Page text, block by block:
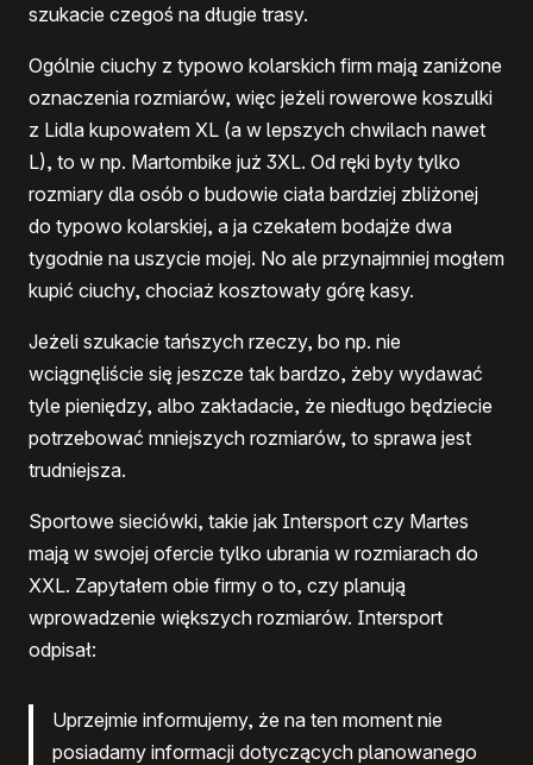
szukacie czegoś na długie trasy.
Ogólnie ciuchy z typowo kolarskich firm mają zaniżone
oznaczenia rozmiarów, więc jeżeli rowerowe koszulki
z Lidla kupowałem XL (a w lepszych chwilach nawet
L), to w np. Martombike już 3XL. Od ręki były tylko
rozmiary dla osób o budowie ciała bardziej zbliżonej
do typowo kolarskiej, a ja czekałem bodajże dwa
tygodnie na uszycie mojej. No ale przynajmniej mogłem
kupić ciuchy, chociaż kosztowały górę kasy.
Jeżeli szukacie tańszych rzeczy, bo np. nie
wciągnęliście się jeszcze tak bardzo, żeby wydawać
tyle pieniędzy, albo zakładacie, że niedługo będziecie
potrzebować mniejszych rozmiarów, to sprawa jest
trudniejsza.
Sportowe sieciówki, takie jak Intersport czy Martes
mają w swojej ofercie tylko ubrania w rozmiarach do
XXL. Zapytałem obie firmy o to, czy planują
wprowadzenie większych rozmiarów. Intersport
odpisał:
Uprzejmie informujemy, że na ten moment nie
posiadamy informacji dotyczących planowanego